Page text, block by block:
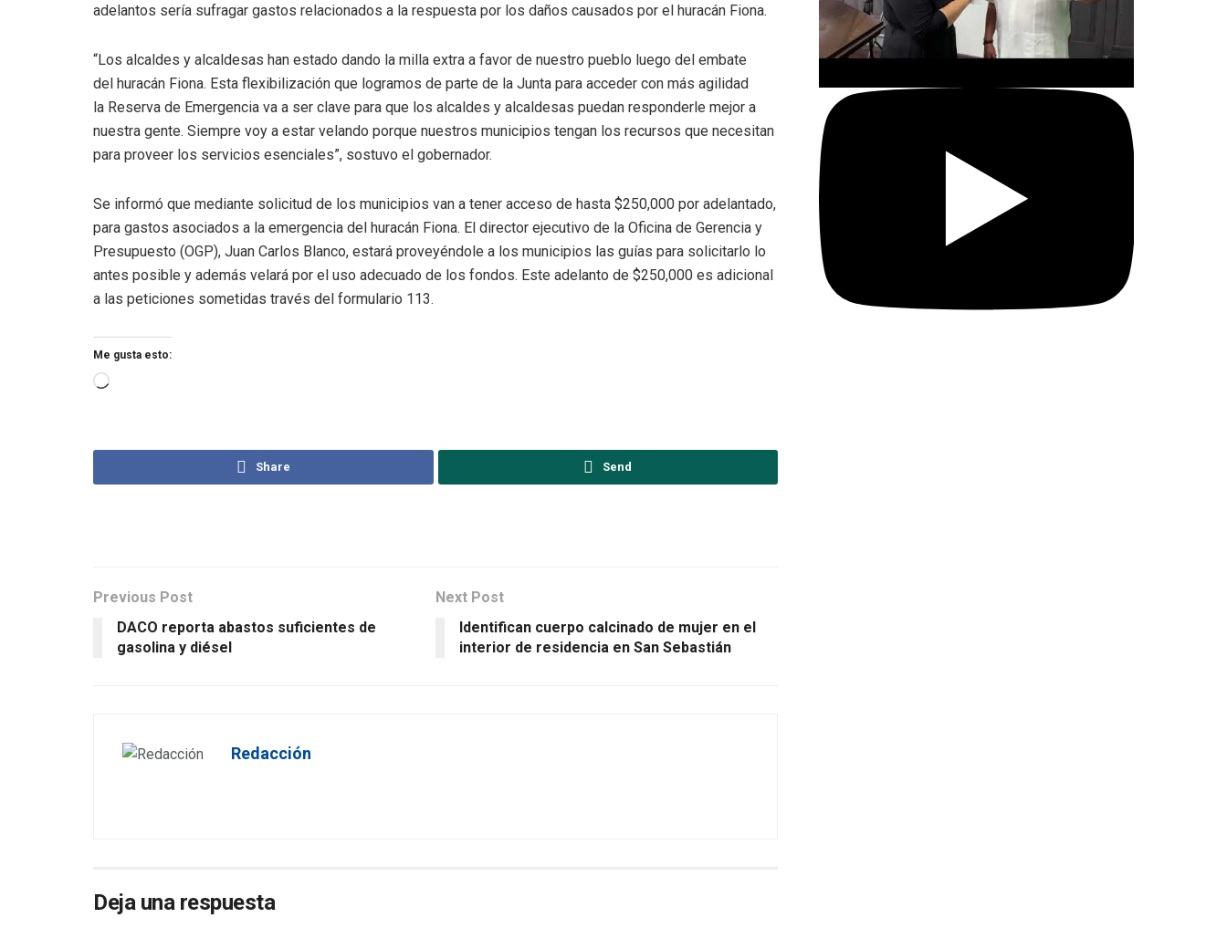
adelantos sería sufragar gastos relacionados a la respuesta por los daños causados por el huracán Fiona.
“Los alcaldes y alcaldesas han estado dando la milla extra a favor de nuestro pueblo luego del embate
del huracán Fiona. Esta flexibilización que logramos de parte de la Junta para acceder con más agilidad
la Reserva de Emergencia va a ser clave para que los alcaldes y alcaldesas puedan responderle mejor a
nuestra gente. Siempre voy a estar velando porque nuestros municipios tengan los recursos que necesitan
para proveer los servicios esenciales”, sostuvo el gobernador.
Se informó que mediante solicitud de los municipios van a tener acceso de hasta $250,000 por adelantado,
para gastos asociados a la emergencia del huracán Fiona. El director ejecutivo de la Oficina de Gerencia y
Presupuesto (OGP), Juan Carlos Blanco, estará proveyéndole a los municipios las guías para solicitarlo lo
antes posible y además velará por el uso adecuado de los fondos. Este adelanto de $250,000 es adicional
a las peticiones sometidas través del formulario 113.
Me gusta esto:
Share Send
Previous Post
DACO reporta abastos suficientes de
gasolina y diésel
Next Post
Identifican cuerpo calcinado de mujer en el
interior de residencia en San Sebastián
Redacción
Deja una respuesta